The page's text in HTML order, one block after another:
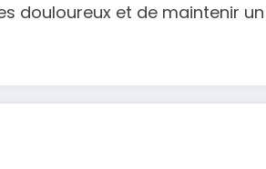
douloureux et de maintenir